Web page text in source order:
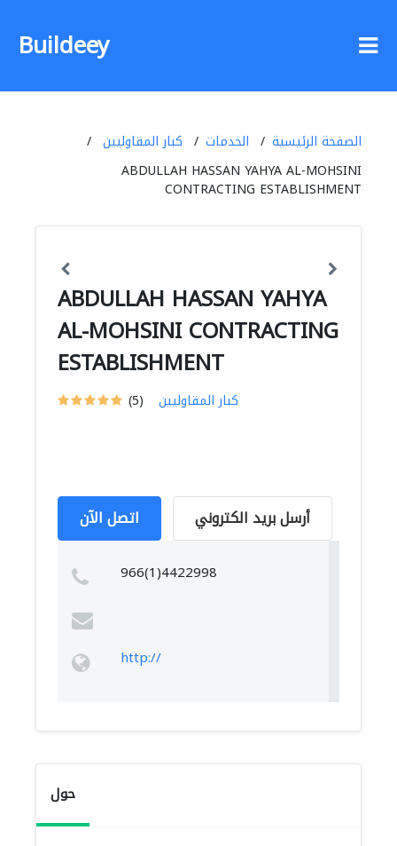
Buildeey
الصفحة الرئيسية الخدمات
كبار المقاوليين
ABDULLAH HASSAN YAHYA AL-MOHSINI
CONTRACTING ESTABLISHMENT
ABDULLAH HASSAN YAHYA
AL-MOHSINI CONTRACTING
ESTABLISHMENT
(5) كبار المقاوليين
اتصل الآن أرسل بريد الكتروني
966(1)4422998
http://
حول